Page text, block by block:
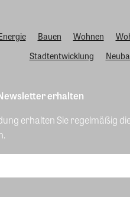
Bauen Wohnen
Stadtentwicklung
erhalten
erhalten Sie regelmäßig